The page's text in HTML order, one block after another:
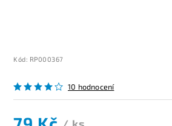
Kód: RP000367
10 hodnocení